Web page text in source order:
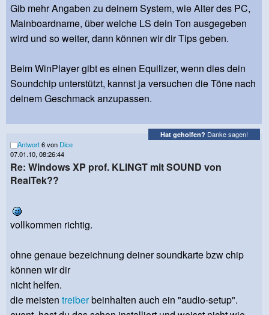
Gib mehr Angaben zu deinem System, wie Alter des PC,
Mainboardname, über welche LS dein Ton ausgegeben
wird und so weiter, dann können wir dir Tips geben.
Beim WinPlayer gibt es einen Equilizer, wenn dies dein
Soundchip unterstützt, kannst ja versuchen die Töne nach
deinem Geschmack anzupassen.
Hat geholfen? Danke sagen!
Antwort6 von Dice
07.01.10, 08:26:44
Re: Windows XP prof. KLINGT mit SOUND von
RealTek??
vollkommen richtig.
ohne genaue bezeichnung deiner soundkarte bzw chip
können wir dir
nicht helfen.
die meisten treiberbeinhalten auch ein "audio-setup".